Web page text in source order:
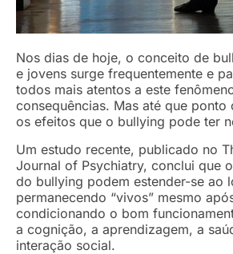
Nos dias de hoje, o conceito de
e jovens surge frequentemente e
todos mais atentos a este
consequências. Mas até que ponto
os efeitos que o bullying pode ter
Um estudo recente, publicado no
Journal of Psychiatry, conclui que
do bullying podem estender-se ao
permanecendo “vivos” mesmo
condicionando o bom
a cognição, a aprendizagem, a
interação social.